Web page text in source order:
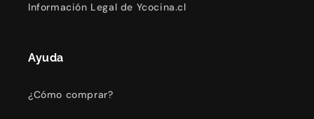
Información Legal de Ycocina.cl
Ayuda
¿Cómo comprar?